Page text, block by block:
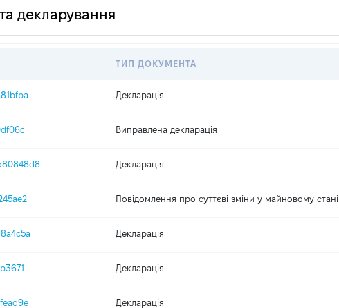
декларування
ТИП ДОКУМЕНТА
Декларація
Виправлена декларація
Декларація
Повідомлення про суттєві зміни y майновому стані
Декларація
Декларація
Декларація